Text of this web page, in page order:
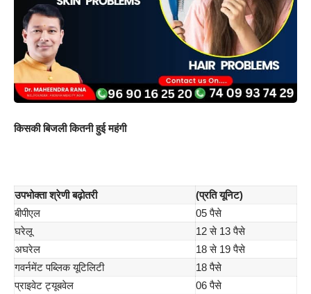
किसकी बिजली कितनी हुई महंगी
उपभोक्ता श्रेणी बढ़ोतरी
(प्रति यूनिट)
बीपीएल
05 पैसे
घरेलू
12 से 13 पैसे
अघरेल
18 से 19 पैसे
गवर्नमेंट पब्लिक यूटिलिटी
18 पैसे
प्राइवेट ट्यूबवेल
06 पैसे